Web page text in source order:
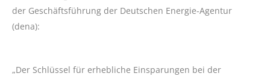
der Geschäftsführung der Deutschen Energie-Agentur
(dena):
„Der Schlüssel für erhebliche Einsparungen bei der